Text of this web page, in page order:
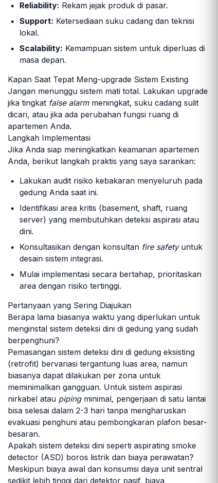
Reliability: Rekam jejak produk di pasar.
Support: Ketersediaan suku cadang dan teknisi
lokal.
Scalability: Kemampuan sistem untuk diperluas di
masa depan.
Kapan Saat Tepat Meng-upgrade Sistem Existing
Jangan menunggu sistem mati total. Lakukan upgrade
jika tingkat false alarmmeningkat, suku cadang sulit
dicari, atau jika ada perubahan fungsi ruang di
apartemen Anda.
Langkah Implementasi
Jika Anda siap meningkatkan keamanan apartemen
Anda, berikut langkah praktis yang saya sarankan:
Lakukan audit risiko kebakaran menyeluruh pada
gedung Anda saat ini.
Identifikasi area kritis (basement, shaft, ruang
server) yang membutuhkan deteksi aspirasi atau
dini.
Konsultasikan dengan konsultan fire safetyuntuk
desain sistem integrasi.
Mulai implementasi secara bertahap, prioritaskan
area dengan risiko tertinggi.
Pertanyaan yang Sering Diajukan
Berapa lama biasanya waktu yang diperlukan untuk
menginstal sistem deteksi dini di gedung yang sudah
berpenghuni?
Pemasangan sistem deteksi dini di gedung eksisting
(retrofit) bervariasi tergantung luas area, namun
biasanya dapat dilakukan per zona untuk
meminimalkan gangguan. Untuk sistem aspirasi
nirkabel atau pipingminimal, pengerjaan di satu lantai
bisa selesai dalam 2-3 hari tanpa mengharuskan
evakuasi penghuni atau pembongkaran plafon besar-
besaran.
Apakah sistem deteksi dini seperti aspirating smoke
detector (ASD) boros listrik dan biaya perawatan?
Meskipun biaya awal dan konsumsi daya unit sentral
sedikit lebih tinggi dari detektor pasif, biaya